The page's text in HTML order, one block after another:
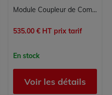
Module Coupleur de Communication Omron CJ1W-SCU41-V1 Série SYSMAC CS1
535.00 € HT prix tarif
En stock
Voir les détails